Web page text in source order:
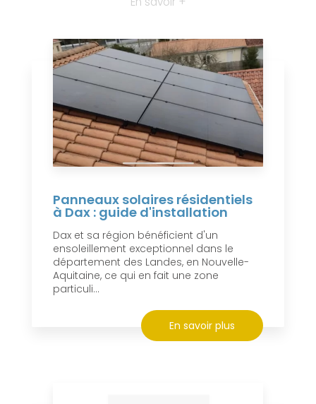
Panneaux solaires résidentiels
à Dax : guide d'installation
Dax et sa région bénéficient d'un
ensoleillement exceptionnel dans le
département des Landes, en Nouvelle-
Aquitaine, ce qui en fait une zone
particuli...
En savoir plus